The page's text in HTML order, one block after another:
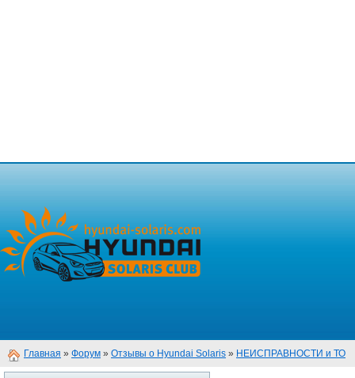
Главная » Форум » Отзывы о Hyundai Solaris » НЕИСПРАВНОСТИ и ТО